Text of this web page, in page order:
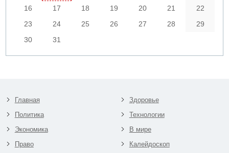
16
17 18 19 20 21
22
23
24 25 26 27 28
29
30
31
Главная
Политика
Экономика
Право
Здоровье
Технологии
В мире
Калейдоскоп